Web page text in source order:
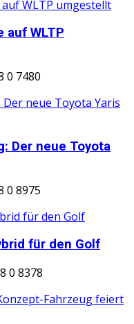
auf WLTP
0 7480
Der neue Toyota
0 8975
für den Golf
0 8378